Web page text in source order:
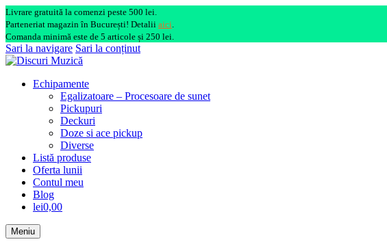
Livrare gratuită la comenzi peste 500 lei.
Parteneriat magazin în București! Detalii aici.
Comanda minimă este de 5 articole și 250 lei.
Sari la navigare Sari la conținut
Echipamente
Egalizatoare – Procesoare de sunet
Pickupuri
Deckuri
Doze si ace pickup
Diverse
Listă produse
Oferta lunii
Contul meu
Blog
lei0,00
Meniu